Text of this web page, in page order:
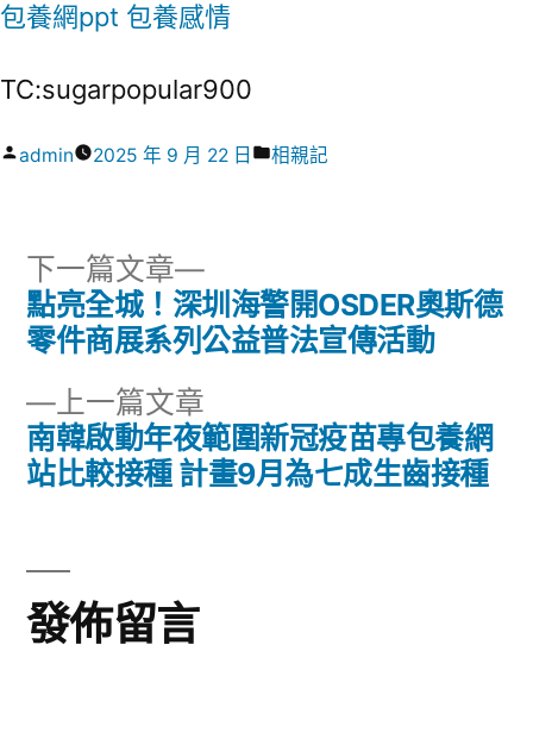
包養網ppt 包養感情
TC:sugarpopular900
作
admin 2025 年 9 月 22 日
分
相親記
文
導
覽
上一篇文章
一
篇
南韓啟動年夜範圍新冠疫苗專包養網
站比較接種 計畫9月為七成生齒接種
下一篇文章
下
一
篇
點亮全城！深圳海警開OSDER奧斯德
零件商展系列公益普法宣傳活動
發佈留言